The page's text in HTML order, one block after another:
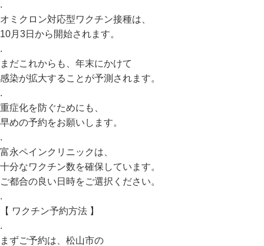
.
オミクロン対応型ワクチン接種は、
10月3日から開始されます。
.
まだこれからも、年末にかけて
感染が拡大することが予測されます。
.
重症化を防ぐためにも、
早めの予約をお願いします。
.
富永ペインクリニックは、
十分なワクチン数を確保しています。
ご都合の良い日時をご選択ください。
.
【 ワクチン予約方法 】
.
まずご予約は、松山市の